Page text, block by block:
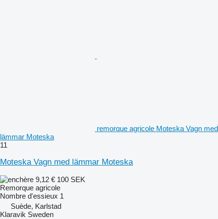
remorque agricole Moteska Vagn med
lämmar Moteska
11
Moteska Vagn med lämmar Moteska
9,12 € 100 SEK
Remorque agricole
Nombre d'essieux 1
Suède, Karlstad
Klaravik Sweden